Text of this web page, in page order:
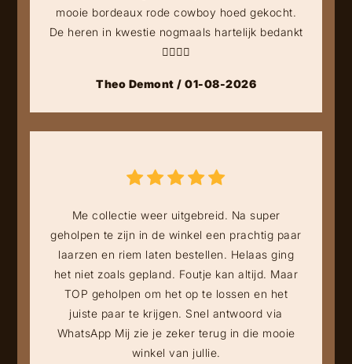
mooie bordeaux rode cowboy hoed gekocht.
De heren in kwestie nogmaals hartelijk bedankt
👍🏻👍🏻
Theo Demont / 01-08-2026
Me collectie weer uitgebreid. Na super
geholpen te zijn in de winkel een prachtig paar
laarzen en riem laten bestellen. Helaas ging
het niet zoals gepland. Foutje kan altijd. Maar
TOP geholpen om het op te lossen en het
juiste paar te krijgen. Snel antwoord via
WhatsApp Mij zie je zeker terug in die mooie
winkel van jullie.